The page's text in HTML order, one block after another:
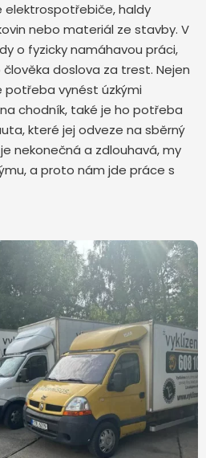
haldy
nebo materiál ze stavby. V
o fyzicky namáhavou práci,
doslova za trest. Nejen
potřeba vynést úzkými
chodník, také je ho potřeba
které jej odveze na sběrný
nekonečná a zdlouhavá, my
a proto nám jde práce s